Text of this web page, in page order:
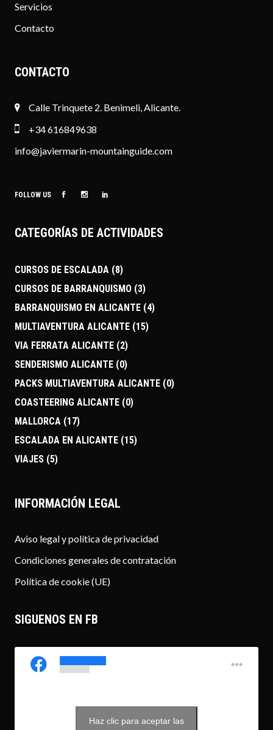
Servicios
Contacto
CONTACTO
Calle Trinquete 2. Benimeli, Alicante.
+34 616849638
info@javiermarin-mountainguide.com
FOLLOW US
CATEGORÍAS DE ACTIVIDADES
CURSOS DE ESCALADA (8)
CURSOS DE BARRANQUISMO (3)
BARRANQUISMO EN ALICANTE (4)
MULTIAVENTURA ALICANTE (15)
VIA FERRATA ALICANTE (2)
SENDERISMO ALICANTE (0)
PACKS MULTIAVENTURA ALICANTE (0)
COASTEERING ALICANTE (0)
MALLORCA (17)
ESCALADA EN ALICANTE (15)
VIAJES (5)
INFORMACIÓN LEGAL
Aviso legal y política de privacidad
Condiciones generales de contratación
Política de cookie (UE)
SIGUENOS EN FB
Haz clic para aceptar las